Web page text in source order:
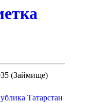
(Займище)
Татарстан